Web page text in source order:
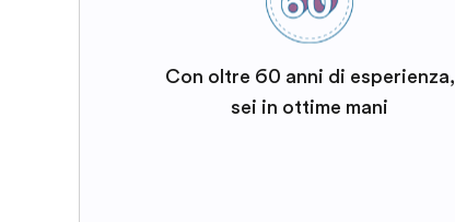
Con oltre 60 anni di esperienza,
sei in ottime mani